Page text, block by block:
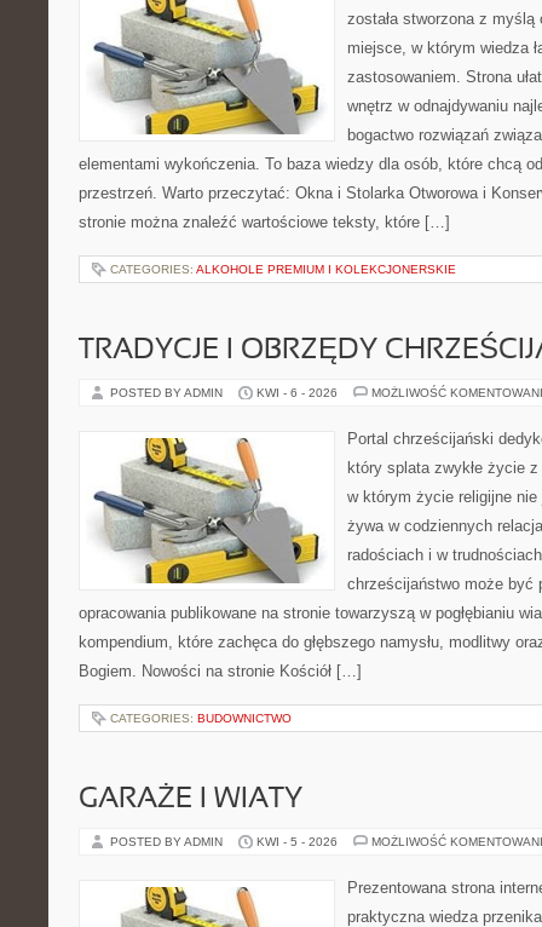
została stworzona z
miejsce, w którym wiedza
zastosowaniem. Strona
wnętrz w odnajdywaniu
bogactwo rozwiązań
elementami wykończenia. To baza wiedzy dla osób, które chcą
przestrzeń. Warto przeczytać: Okna i Stolarka Otworowa i
stronie można znaleźć wartościowe teksty, które […]
CATEGORIES: ALKOHOLE PREMIUM I KOLEKCJONERSKIE
TRADYCJE I OBRZĘDY
POSTED BY ADMIN KWI - 6 - 2026 MOŻLIWOŚĆ
Portal chrześcijański
który splata zwykłe życie
w którym życie religijne
żywa w codziennych
radościach i w
chrześcijaństwo może być
opracowania publikowane na stronie towarzyszą w pogłębianiu
kompendium, które zachęca do głębszego namysłu, modlitwy
Bogiem. Nowości na stronie Kościół […]
CATEGORIES: BUDOWNICTWO
GARAŻE I WIATY
POSTED BY ADMIN KWI - 5 - 2026 MOŻLIWOŚĆ
Prezentowana strona
praktyczna wiedza